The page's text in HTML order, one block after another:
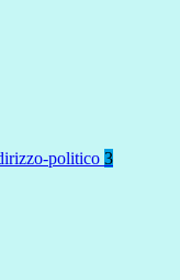
politico 3